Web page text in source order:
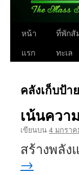
ข้าม
ไป
เนื้อหา
หน้า
แรก
ที่พักสั
ทะเล
คลังเก็บป้า
เน้นควา
เขียนบน4 มกรา
สร้างพลั
→